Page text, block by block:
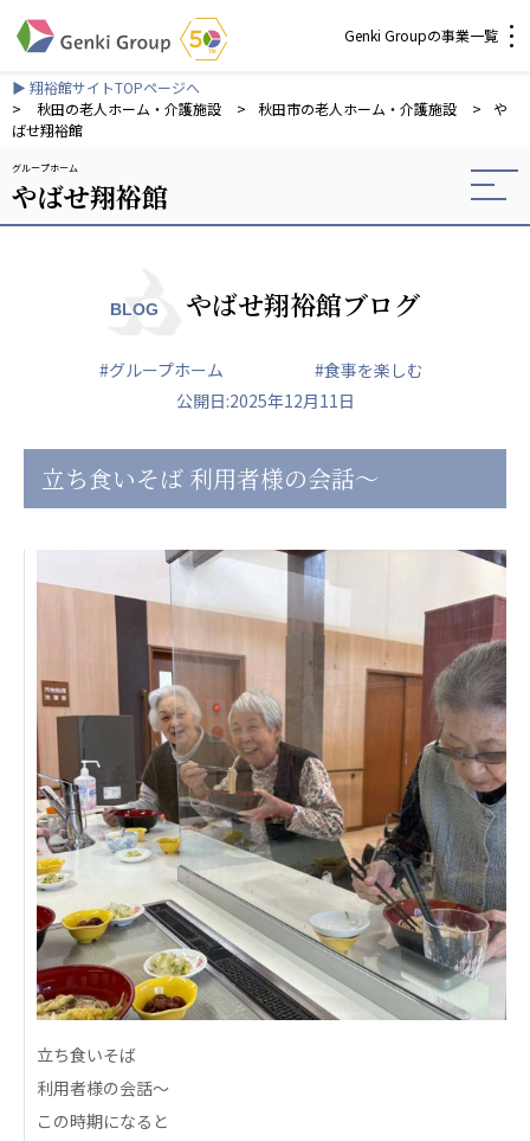
Genki Groupの事業一覧
介護・福祉
社会福祉法人 元気村グループ
社会福祉法人元気村
社会福祉法人長寿の森
株式会社 サンガジャパン
株式会社日本遮蔽技研
株式会社Genkiリレーションズ
日本高齢者福祉協会
株式会社 爽やかな風沖縄
爽やかな風 中部エリア
爽やかな風 那覇エリア
株式会社 鷹揚館
鷹揚館
社会福祉法人 共生会
特別養護老人ホーム 共生の家
株式会社 アジアメデカ元気事業団
アジアメデカ元気事業団
株式会社 爽やかな風九州
爽やかな風九州
株式会社 七星
社会福祉法人 福ふく
福ふく
株式会社 せきれい
せきれい
心の会
医療（共に生きる仲間達）
▶ 翔裕館サイトTOPページへ
>
秋田の老人ホーム・介護施設 > 秋田市の老人ホーム・介護施設 >
や
ばせ翔裕館
グループホーム
やばせ翔裕館
BLOG やばせ翔裕館ブログ
#グループホーム
#食事を楽しむ
公開日:2025年12月11日
立ち食いそば 利用者様の会話〜
立ち食いそば
利用者様の会話〜
この時期になると